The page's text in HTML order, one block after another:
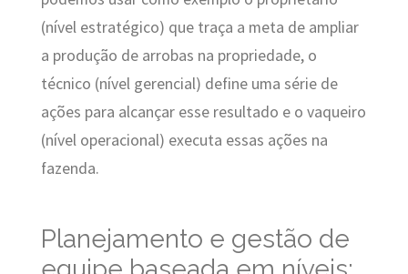
(nível estratégico) que traça a meta de ampliar
a produção de arrobas na propriedade, o
técnico (nível gerencial) define uma série de
ações para alcançar esse resultado e o vaqueiro
(nível operacional) executa essas ações na
fazenda.
Planejamento e gestão de